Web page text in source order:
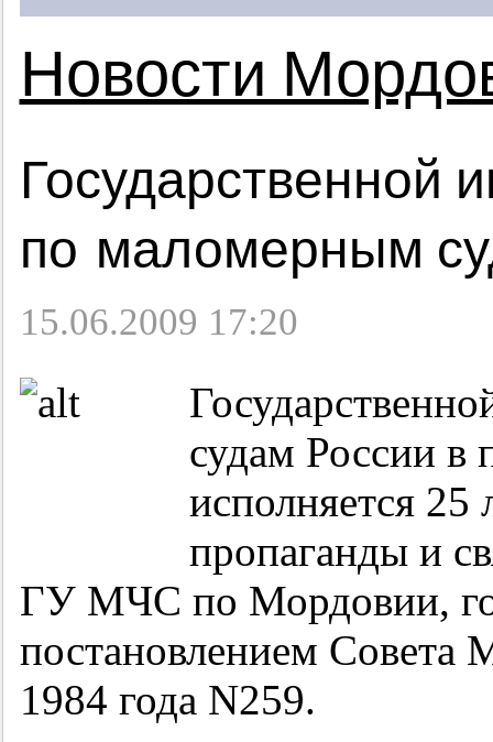
Новости
Государственной
по маломерным
15.06.2009 17:20
судам России в
исполняется 25
пропаганды и
ГУ МЧС по Мордовии,
постановлением
1984 года N259.